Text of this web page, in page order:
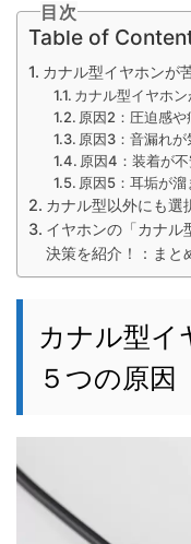
目次
Table of
カナル型イヤホンが
カナル型イヤホ
原因2：圧迫感
原因3：音漏れが
原因4：装着が
原因5：耳垢が
カナル型以外にも選
イヤホンの「カナル
決策を紹介！：まと
カナル型イ
５つの原因